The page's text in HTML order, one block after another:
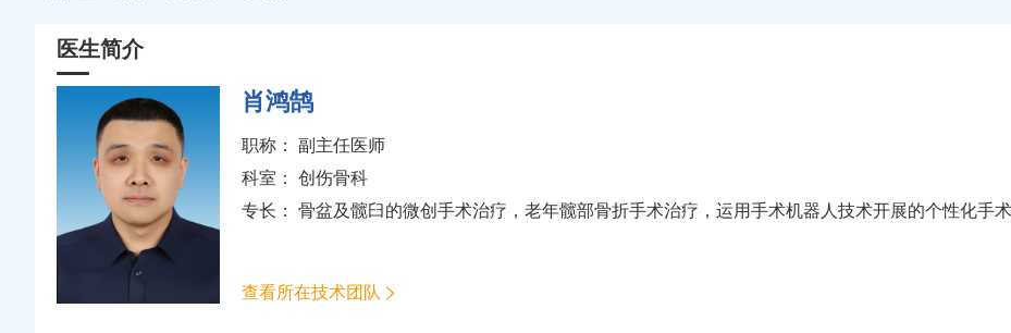
医生简介
肖鸿鹄
职称： 副主任医师
科室： 创伤骨科
专长： 骨盆及髋臼的微创手术治疗，老年髋部骨折手术治疗，运用手术机器人技术开展的个性化手
查看所在技术团队